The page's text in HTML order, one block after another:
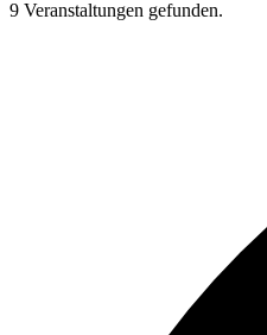
9 Veranstaltungen gefunden.